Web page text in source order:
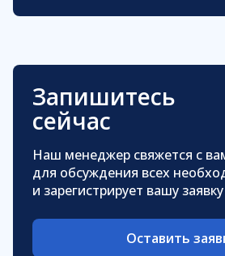
Запишитесь
сейчас
Наш менеджер свяжется с
для обсуждения всех
и зарегистрирует вашу заявку
Оставить